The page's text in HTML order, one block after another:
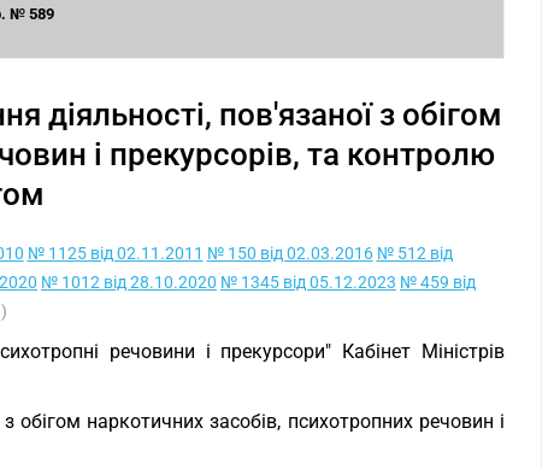
№ 589
пов'язаної з обігом
і прекурсорів, та контролю
№ 1125 від 02.11.2011 № 150 від 02.03.2016 № 512 від
№ 1012 від 28.10.2020 № 1345 від 05.12.2023 № 459 від
речовини і прекурсори" Кабінет Міністрів
наркотичних засобів, психотропних речовин і